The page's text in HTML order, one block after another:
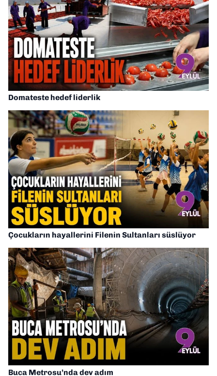
Domateste hedef liderlik
Çocukların hayallerini Filenin Sultanları süslüyor
Buca Metrosu’nda dev adım